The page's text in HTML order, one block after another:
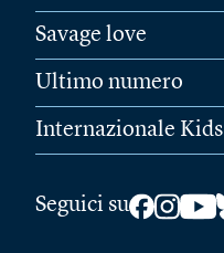
Savage love
Ultimo numero
Internazionale Kids
Seguici su